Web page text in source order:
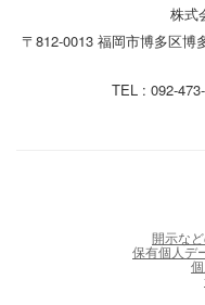
株式
〒812-0013 福岡市博多区博
TEL : 092-
開示な
保有個人デ